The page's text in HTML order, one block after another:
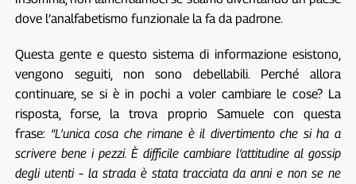
dove l’analfabetismo funzionale la fa da padrone.
Questa gente e questo sistema di informazione esistono,
vengono seguiti, non sono debellabili. Perché allora
continuare, se si è in pochi a voler cambiare le cose? La
risposta, forse, la trova proprio Samuele con questa
frase: “L’unica cosa che rimane è il divertimento che si ha a
scrivere bene i pezzi. È difficile cambiare l’attitudine al gossip
degli utenti – la strada è stata tracciata da anni e non se ne